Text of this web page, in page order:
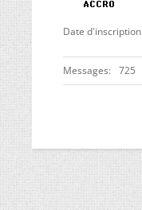
Date d'inscription
Messages 725